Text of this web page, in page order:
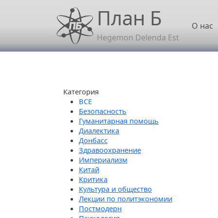
Перейти к основному содержаниюПлан Б
Hegemon Delenda Est
О нас
Категория
Безопасность
Гуманитарная помощь
Диалектика
Донбасс
Здравоохранение
Империализм
Китай
Критика
Культура и общество
Лекции по политэкономии
Постмодерн